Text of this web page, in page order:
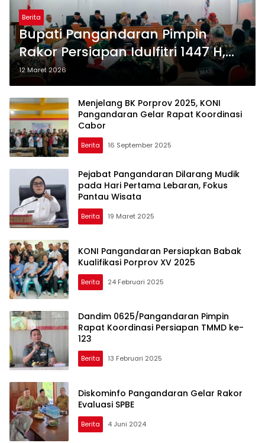
Berita
Bupati Pangandaran Pimpin
Rakor Persiapan Idulfitri 1447 H,
Fokus Antisipasi Lonjakan
Pemudik dan Wisatawan
12 Maret 2026
Menjelang BK Porprov 2025, KONI
Pangandaran Gelar Rapat Koordinasi
Cabor
Berita 16 September 2025
Pejabat Pangandaran Dilarang Mudik
pada Hari Pertama Lebaran, Fokus
Pantau Wisata
Berita 19 Maret 2025
KONI Pangandaran Persiapkan Babak
Kualifikasi Porprov XV 2025
Berita 24 Februari 2025
Dandim 0625/Pangandaran Pimpin
Rapat Koordinasi Persiapan TMMD ke-
123
Berita 13 Februari 2025
Diskominfo Pangandaran Gelar Rakor
Evaluasi SPBE
Berita 4 Juni 2024